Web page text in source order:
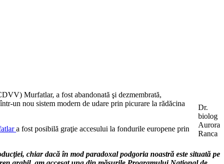
Dr.
biolog
Aurora
Ranca
Murfatlar, a fost abandonată şi dezmembrată,
un nou sistem modern de udare prin picurare la rădăcina
a fost posibilă graţie accesului la fondurile europene prin
chiar dacă în mod paradoxal podgoria noastră este situată pe